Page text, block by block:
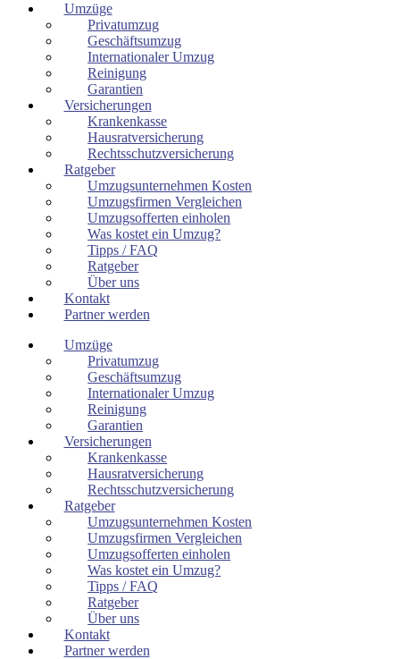
Umzüge
Privatumzug
Geschäftsumzug
Internationaler Umzug
Reinigung
Garantien
Versicherungen
Krankenkasse
Hausratversicherung
Rechtsschutzversicherung
Ratgeber
Umzugsunternehmen Kosten
Umzugsfirmen Vergleichen
Umzugsofferten einholen
Was kostet ein Umzug?
Tipps / FAQ
Ratgeber
Über uns
Kontakt
Partner werden
Umzüge
Privatumzug
Geschäftsumzug
Internationaler Umzug
Reinigung
Garantien
Versicherungen
Krankenkasse
Hausratversicherung
Rechtsschutzversicherung
Ratgeber
Umzugsunternehmen Kosten
Umzugsfirmen Vergleichen
Umzugsofferten einholen
Was kostet ein Umzug?
Tipps / FAQ
Ratgeber
Über uns
Kontakt
Partner werden